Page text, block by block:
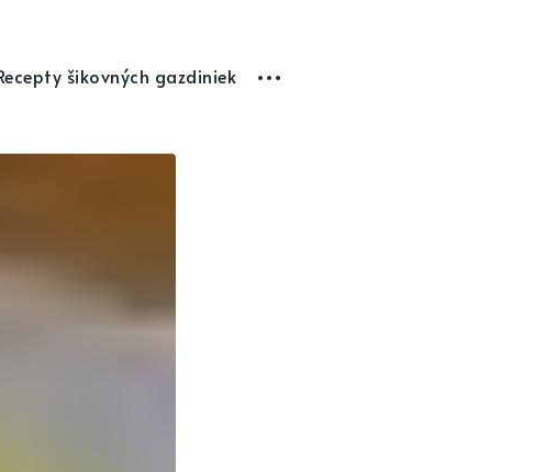
šikovných gazdiniek